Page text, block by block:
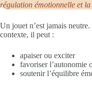
régulation émotionnelle et
Un jouet n’est jamais
contexte, il peut :
apaiser ou exciter
favoriser l’autonomie
soutenir l’équilibre